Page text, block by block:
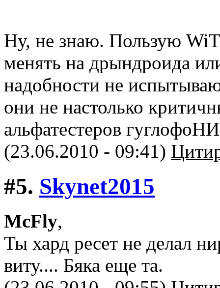
Ну, не знаю. Пользую
менять на дрындроида
надобности не
они не настолько
альфатестеров
(23.06.2010 - 09:41)
#5. Skynet2015
McFly,
Ты хард ресет не делал
виту.... Бяка еще та.